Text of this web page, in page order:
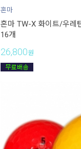
혼마
혼마 TW-X 화이트/우레
16개
26,800원